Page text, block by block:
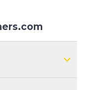
von